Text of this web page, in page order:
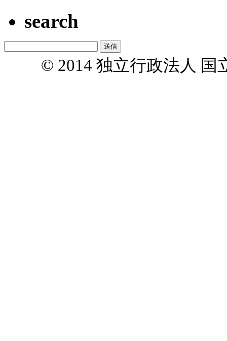
search
© 2014 独立行政法人 国